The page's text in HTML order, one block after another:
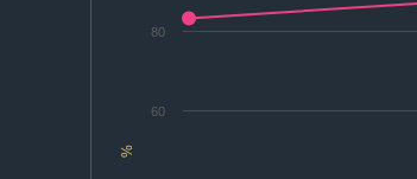
%
60
80